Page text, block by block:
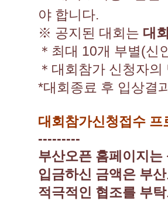
야 합니다.
※ 공지된 대회는 대
＊최대 10개 부별(신
＊대회참가 신청자
*대회종료 후 입상결
대회참가신청접수
---------
부산오픈 홈페이지
입금하신 금액은 부
적극적인 협조를 부